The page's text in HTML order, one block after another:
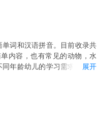
词和汉语拼音。目前收录共
内容，也有常见的动物，水
年龄幼儿的学习需求。所有
展开